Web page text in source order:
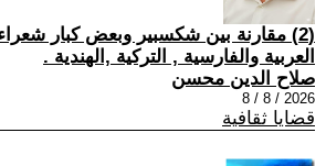
(2) مقارنة بين شكسبير وبعض كبار
العربية والفارسية , التركية ,الهندية .
صلاح الدين محسن
2026 / 8 / 8
قضايا ثقافية